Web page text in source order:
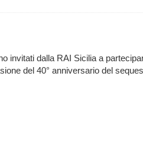
invitati dalla RAI Sicilia a
del 40° anniversario del